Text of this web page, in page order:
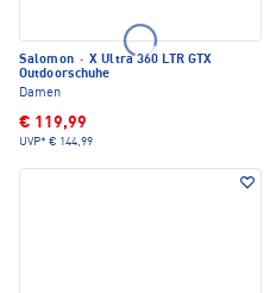
Salomon · X Ultra 360 LTR GTX
Outdoorschuhe
Damen
€ 119,99
UVP* € 144,99